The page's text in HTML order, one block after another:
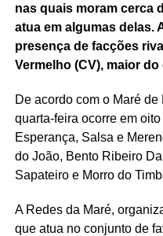
nas quais moram cerca
atua em algumas delas.
presença de facções
Vermelho (CV), maior
De acordo com o Maré
quarta-feira ocorre em
Esperança, Salsa e
do João, Bento Ribeiro
Sapateiro e Morro do
A Redes da Maré,
que atua no conjunto de